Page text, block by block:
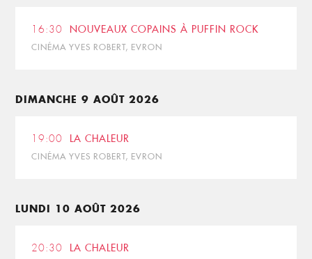
16:30 NOUVEAUX COPAINS À PUFFIN ROCK
CINÉMA YVES ROBERT, EVRON
DIMANCHE 9 AOÛT 2026
19:00 LA CHALEUR
CINÉMA YVES ROBERT, EVRON
LUNDI 10 AOÛT 2026
20:30 LA CHALEUR